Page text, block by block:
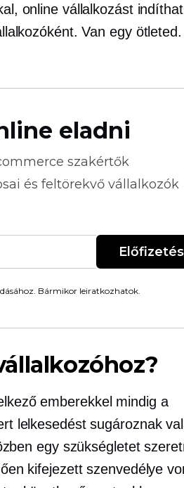
online vállalkozást
Van egy
eladni
szakértők
és feltörekvő vállalkozók
Előfizetés
Bármikor leiratkozhatok.
emberekkel mindig a
lelkesedést sugároznak
egy szükségletet
kifejezett szenvedélye